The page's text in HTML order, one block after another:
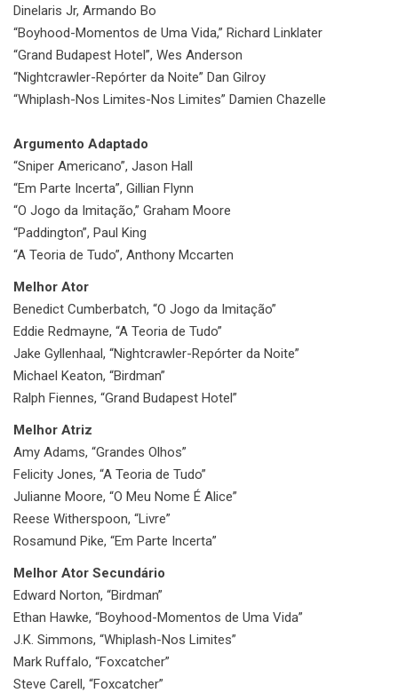
Dinelaris Jr, Armando Bo
“Boyhood-Momentos de Uma Vida,” Richard Linklater
“Grand Budapest Hotel”, Wes Anderson
“Nightcrawler-Repórter da Noite” Dan Gilroy
“Whiplash-Nos Limites-Nos Limites” Damien Chazelle
Argumento Adaptado
“Sniper Americano”, Jason Hall
“Em Parte Incerta”, Gillian Flynn
“O Jogo da Imitação,” Graham Moore
“Paddington”, Paul King
“A Teoria de Tudo”, Anthony Mccarten
Melhor Ator
Benedict Cumberbatch, “O Jogo da Imitação”
Eddie Redmayne, “A Teoria de Tudo”
Jake Gyllenhaal, “Nightcrawler-Repórter da Noite”
Michael Keaton, “Birdman”
Ralph Fiennes, “Grand Budapest Hotel”
Melhor Atriz
Amy Adams, “Grandes Olhos”
Felicity Jones, “A Teoria de Tudo”
Julianne Moore, “O Meu Nome É Alice”
Reese Witherspoon, “Livre”
Rosamund Pike, “Em Parte Incerta”
Melhor Ator Secundário
Edward Norton, “Birdman”
Ethan Hawke, “Boyhood-Momentos de Uma Vida”
J.K. Simmons, “Whiplash-Nos Limites”
Mark Ruffalo, “Foxcatcher”
Steve Carell, “Foxcatcher”